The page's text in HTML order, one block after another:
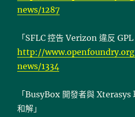
news/1287
「SFLC 控告 Verizon 違反 GPL
http://
news/1334
「BusyBox 開發者與 Xterasys
和解」